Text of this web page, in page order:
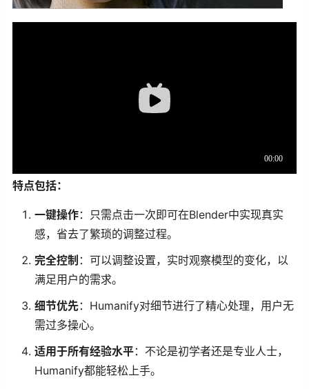
特点包括：
一键操作：只需点击一次即可在Blender中实现真实
感，省去了繁琐的调整过程。
完全控制 ：可以调整设置，实时观察模型的变化，以
满足用户的需求。
细节优先：Humanify对细节进行了精心处理，用户无
需过多操心。
适用于所有经验水平：不论是初学者还是专业人士，
Humanify都能轻松上手。